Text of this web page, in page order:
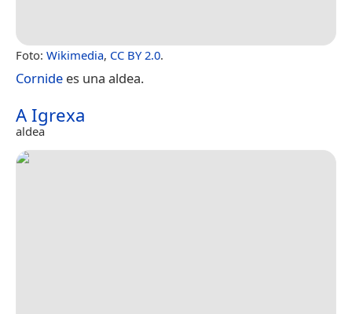
Foto: Wikimedia, CC BY 2.0.
Cornide es una aldea.
A Igrexa
aldea